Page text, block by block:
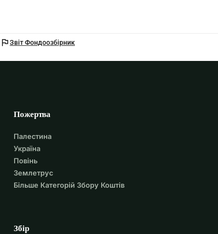
flagЗвіт Фондоозбірник
Пожертва
Палестина
Україна
Повінь
Землетрус
Більше Категорій Збору Коштів
Збір